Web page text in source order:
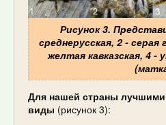
Рисунок 3.
среднерусская, 2 - серая
желтая кавказская, 4 -
Для нашей страны лучшими
виды (рисунок 3):